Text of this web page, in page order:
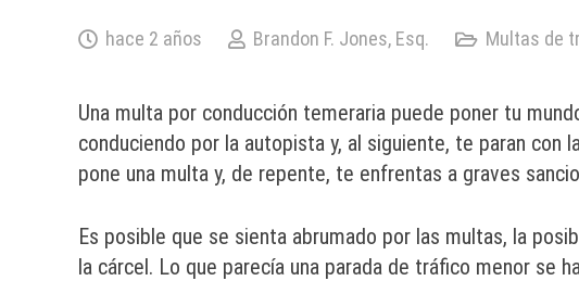
hace 2 años Brandon F. Jones, Esq. Multas de
Una multa por conducción temeraria puede poner tu
conduciendo por la autopista y, al siguiente, te paran
pone una multa y, de repente, te enfrentas a graves
Es posible que se sienta abrumado por las multas, la
la cárcel. Lo que parecía una parada de tráfico menor se